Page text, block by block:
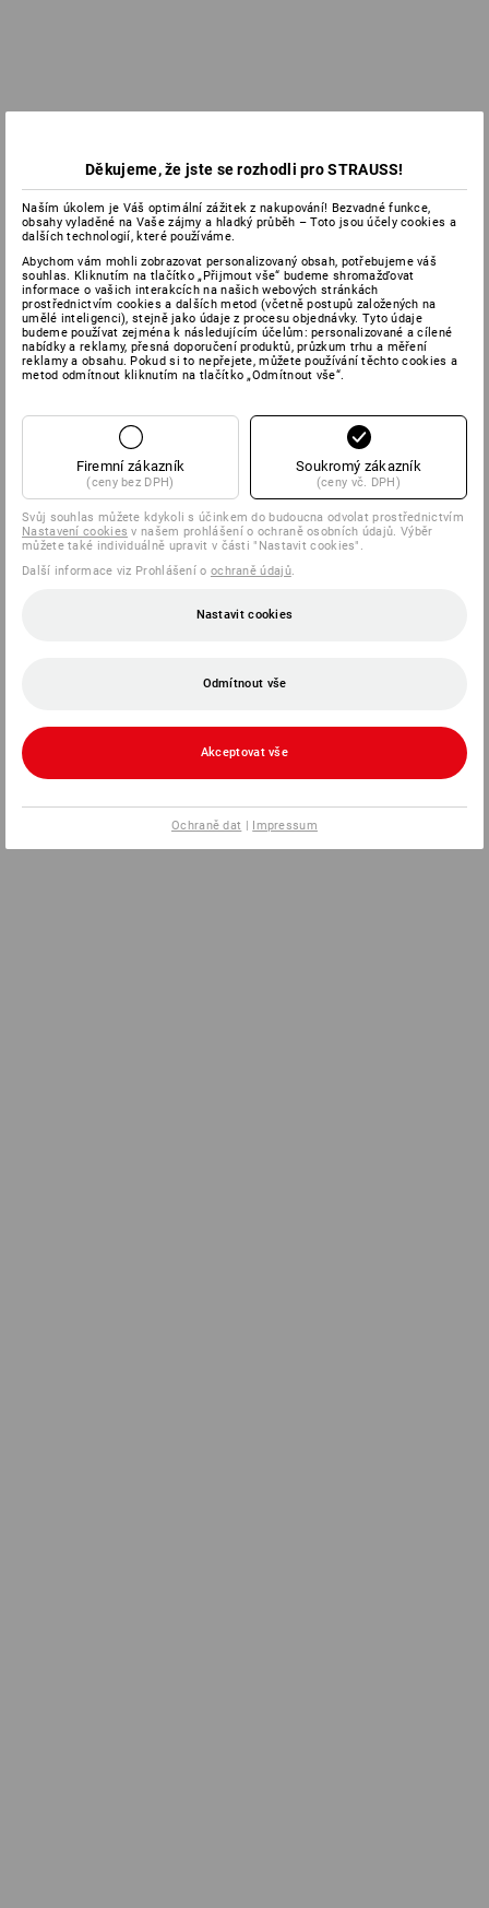
Děkujeme, že jste se rozhodli pro STRAUSS!
Naším úkolem je Váš optimální zážitek z nakupování! Bezvadné funkce,
obsahy vyladěné na Vaše zájmy a hladký průběh – Toto jsou účely cookies a
dalších technologií, které používáme.
Abychom vám mohli zobrazovat personalizovaný obsah, potřebujeme váš
souhlas. Kliknutím na tlačítko „Přijmout vše“ budeme shromažďovat
informace o vašich interakcích na našich webových stránkách
prostřednictvím cookies a dalších metod (včetně postupů založených na
umělé inteligenci), stejně jako údaje z procesu objednávky. Tyto údaje
budeme používat zejména k následujícím účelům: personalizované a cílené
nabídky a reklamy, přesná doporučení produktů, průzkum trhu a měření
reklamy a obsahu. Pokud si to nepřejete, můžete používání těchto cookies a
metod odmítnout kliknutím na tlačítko „Odmítnout vše“.
Firemní zákazník
(ceny bez DPH)
Soukromý zákazník
(ceny vč. DPH)
Svůj souhlas můžete kdykoli s účinkem do budoucna odvolat prostřednictvím
Nastavení cookies v našem prohlášení o ochraně osobních údajů. Výběr
můžete také individuálně upravit v části "Nastavit cookies".
Další informace viz Prohlášení o ochraně údajů.
Nastavit cookies
Odmítnout vše
Akceptovat vše
Ochraně dat | Impressum